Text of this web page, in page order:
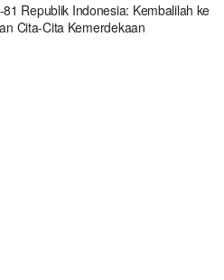
Republik Indonesia: Kembalilah ke
Cita-Cita Kemerdekaan